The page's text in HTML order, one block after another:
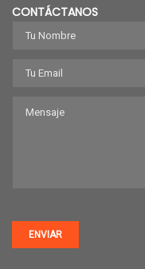
CONTÁCTANOS
ENVIAR